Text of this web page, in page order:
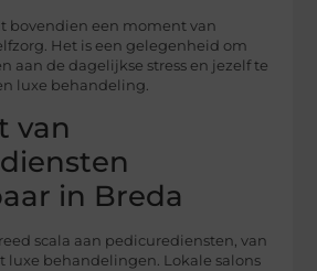
bovendien een moment van
Het is een gelegenheid om
aan de dagelijkse stress en jezelf te
luxe behandeling.
van
in Breda
scala aan pedicurediensten, van
luxe behandelingen. Lokale salons